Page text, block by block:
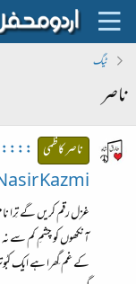
ٹیگ
ناصر
ناصر کاظمی ::::::
Kazmi
غزل رقم کریں گے تِرا
آنکھوں کو چشمِ کم سے
کے غم گِھرا ہے ایک